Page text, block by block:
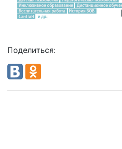
Поделиться: